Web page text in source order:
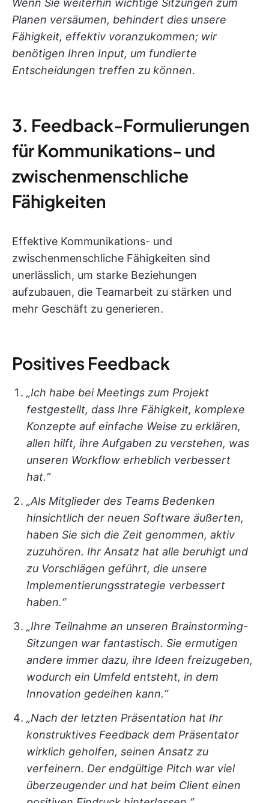
Wenn Sie weiterhin wichtige Sitzungen zum
Planen versäumen, behindert dies unsere
Fähigkeit, effektiv voranzukommen; wir
benötigen Ihren Input, um fundierte
Entscheidungen treffen zu können.
3. Feedback-Formulierungen
für Kommunikations- und
zwischenmenschliche
Fähigkeiten
Effektive Kommunikations- und
zwischenmenschliche Fähigkeiten sind
unerlässlich, um starke Beziehungen
aufzubauen, die Teamarbeit zu stärken und
mehr Geschäft zu generieren.
Positives Feedback
„Ich habe bei Meetings zum Projekt
festgestellt, dass Ihre Fähigkeit, komplexe
Konzepte auf einfache Weise zu erklären,
allen hilft, ihre Aufgaben zu verstehen, was
unseren Workflow erheblich verbessert
hat.“
„Als Mitglieder des Teams Bedenken
hinsichtlich der neuen Software äußerten,
haben Sie sich die Zeit genommen, aktiv
zuzuhören. Ihr Ansatz hat alle beruhigt und
zu Vorschlägen geführt, die unsere
Implementierungsstrategie verbessert
haben.“
„Ihre Teilnahme an unseren Brainstorming-
Sitzungen war fantastisch. Sie ermutigen
andere immer dazu, ihre Ideen freizugeben,
wodurch ein Umfeld entsteht, in dem
Innovation gedeihen kann.“
„Nach der letzten Präsentation hat Ihr
konstruktives Feedback dem Präsentator
wirklich geholfen, seinen Ansatz zu
verfeinern. Der endgültige Pitch war viel
überzeugender und hat beim Client einen